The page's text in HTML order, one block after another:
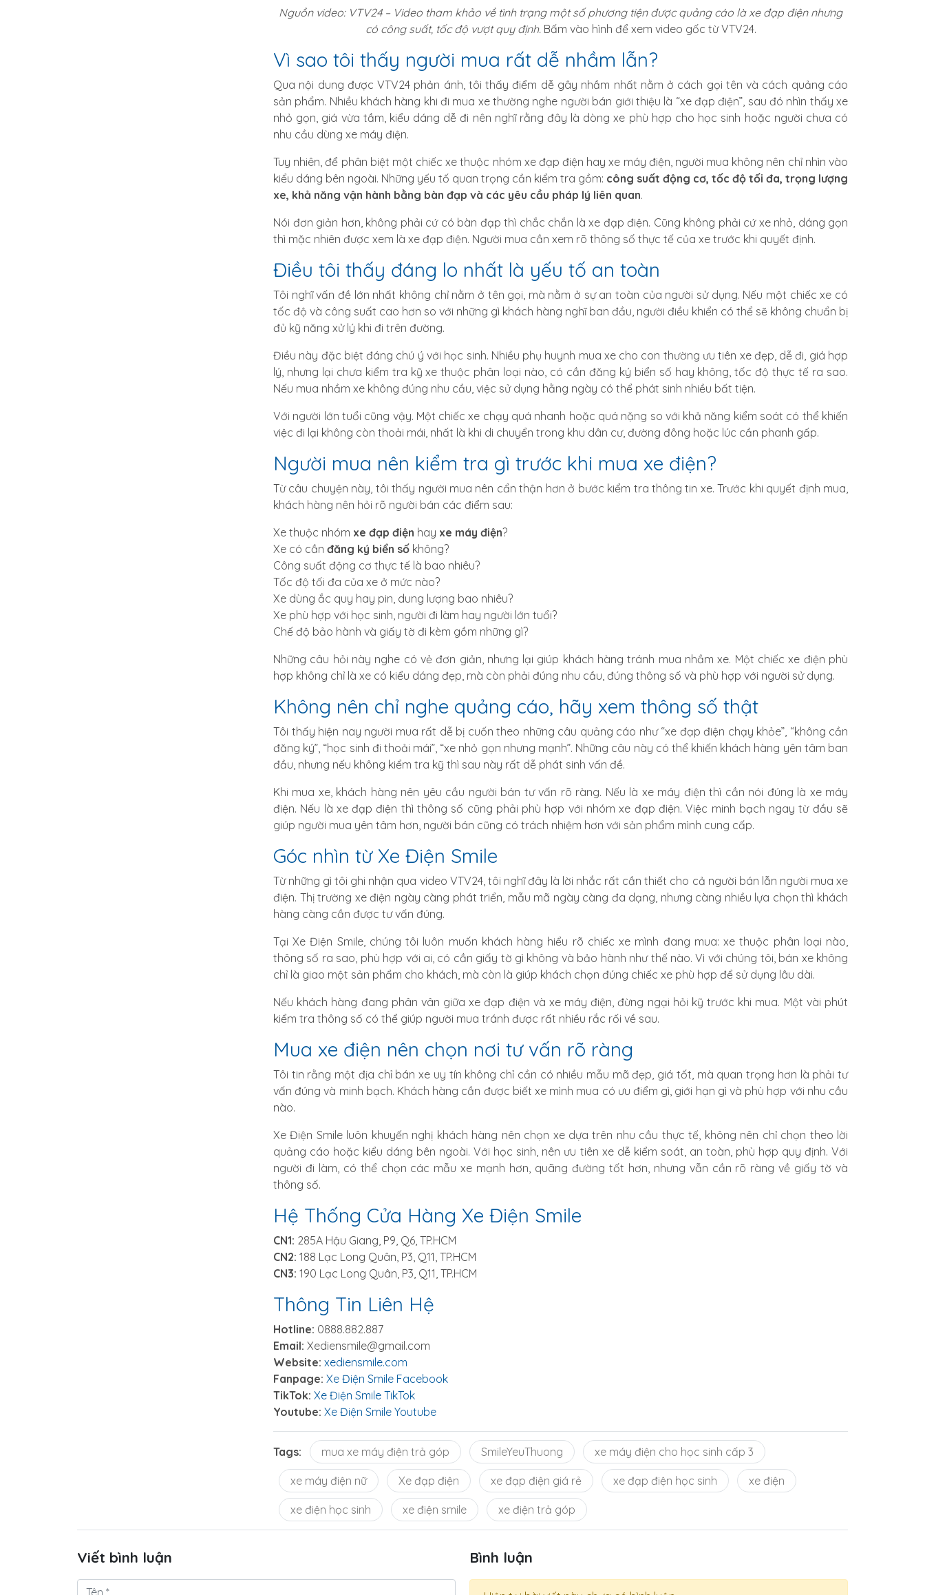
Nguồn video: VTV24 – Video tham khảo về tình trạng một số phương tiện được quảng cáo là xe đạp điện nhưng
có công suất, tốc độ vượt quy định. Bấm vào hình để xem video gốc từ VTV24.
Vì sao tôi thấy người mua rất dễ nhầm lẫn?
Qua nội dung được VTV24 phản ánh, tôi thấy điểm dễ gây nhầm nhất nằm ở cách gọi tên và cách quảng cáo
sản phẩm. Nhiều khách hàng khi đi mua xe thường nghe người bán giới thiệu là “xe đạp điện”, sau đó nhìn thấy xe
nhỏ gọn, giá vừa tầm, kiểu dáng dễ đi nên nghĩ rằng đây là dòng xe phù hợp cho học sinh hoặc người chưa có
nhu cầu dùng xe máy điện.
Tuy nhiên, để phân biệt một chiếc xe thuộc nhóm xe đạp điện hay xe máy điện, người mua không nên chỉ nhìn vào
kiểu dáng bên ngoài. Những yếu tố quan trọng cần kiểm tra gồm: công suất động cơ, tốc độ tối đa, trọng lượng
xe, khả năng vận hành bằng bàn đạp và các yêu cầu pháp lý liên quan.
Nói đơn giản hơn, không phải cứ có bàn đạp thì chắc chắn là xe đạp điện. Cũng không phải cứ xe nhỏ, dáng gọn
thì mặc nhiên được xem là xe đạp điện. Người mua cần xem rõ thông số thực tế của xe trước khi quyết định.
Điều tôi thấy đáng lo nhất là yếu tố an toàn
Tôi nghĩ vấn đề lớn nhất không chỉ nằm ở tên gọi, mà nằm ở sự an toàn của người sử dụng. Nếu một chiếc xe có
tốc độ và công suất cao hơn so với những gì khách hàng nghĩ ban đầu, người điều khiển có thể sẽ không chuẩn bị
đủ kỹ năng xử lý khi đi trên đường.
Điều này đặc biệt đáng chú ý với học sinh. Nhiều phụ huynh mua xe cho con thường ưu tiên xe đẹp, dễ đi, giá hợp
lý, nhưng lại chưa kiểm tra kỹ xe thuộc phân loại nào, có cần đăng ký biển số hay không, tốc độ thực tế ra sao.
Nếu mua nhầm xe không đúng nhu cầu, việc sử dụng hằng ngày có thể phát sinh nhiều bất tiện.
Với người lớn tuổi cũng vậy. Một chiếc xe chạy quá nhanh hoặc quá nặng so với khả năng kiểm soát có thể khiến
việc đi lại không còn thoải mái, nhất là khi di chuyển trong khu dân cư, đường đông hoặc lúc cần phanh gấp.
Người mua nên kiểm tra gì trước khi mua xe điện?
Từ câu chuyện này, tôi thấy người mua nên cẩn thận hơn ở bước kiểm tra thông tin xe. Trước khi quyết định mua,
khách hàng nên hỏi rõ người bán các điểm sau:
Xe thuộc nhóm xe đạp điện hay xe máy điện?
Xe có cần đăng ký biển số không?
Công suất động cơ thực tế là bao nhiêu?
Tốc độ tối đa của xe ở mức nào?
Xe dùng ắc quy hay pin, dung lượng bao nhiêu?
Xe phù hợp với học sinh, người đi làm hay người lớn tuổi?
Chế độ bảo hành và giấy tờ đi kèm gồm những gì?
Những câu hỏi này nghe có vẻ đơn giản, nhưng lại giúp khách hàng tránh mua nhầm xe. Một chiếc xe điện phù
hợp không chỉ là xe có kiểu dáng đẹp, mà còn phải đúng nhu cầu, đúng thông số và phù hợp với người sử dụng.
Không nên chỉ nghe quảng cáo, hãy xem thông số thật
Tôi thấy hiện nay người mua rất dễ bị cuốn theo những câu quảng cáo như “xe đạp điện chạy khỏe”, “không cần
đăng ký”, “học sinh đi thoải mái”, “xe nhỏ gọn nhưng mạnh”. Những câu này có thể khiến khách hàng yên tâm ban
đầu, nhưng nếu không kiểm tra kỹ thì sau này rất dễ phát sinh vấn đề.
Khi mua xe, khách hàng nên yêu cầu người bán tư vấn rõ ràng. Nếu là xe máy điện thì cần nói đúng là xe máy
điện. Nếu là xe đạp điện thì thông số cũng phải phù hợp với nhóm xe đạp điện. Việc minh bạch ngay từ đầu sẽ
giúp người mua yên tâm hơn, người bán cũng có trách nhiệm hơn với sản phẩm mình cung cấp.
Góc nhìn từ Xe Điện Smile
Từ những gì tôi ghi nhận qua video VTV24, tôi nghĩ đây là lời nhắc rất cần thiết cho cả người bán lẫn người mua xe
điện. Thị trường xe điện ngày càng phát triển, mẫu mã ngày càng đa dạng, nhưng càng nhiều lựa chọn thì khách
hàng càng cần được tư vấn đúng.
Tại Xe Điện Smile, chúng tôi luôn muốn khách hàng hiểu rõ chiếc xe mình đang mua: xe thuộc phân loại nào,
thông số ra sao, phù hợp với ai, có cần giấy tờ gì không và bảo hành như thế nào. Vì với chúng tôi, bán xe không
chỉ là giao một sản phẩm cho khách, mà còn là giúp khách chọn đúng chiếc xe phù hợp để sử dụng lâu dài.
Nếu khách hàng đang phân vân giữa xe đạp điện và xe máy điện, đừng ngại hỏi kỹ trước khi mua. Một vài phút
kiểm tra thông số có thể giúp người mua tránh được rất nhiều rắc rối về sau.
Mua xe điện nên chọn nơi tư vấn rõ ràng
Tôi tin rằng một địa chỉ bán xe uy tín không chỉ cần có nhiều mẫu mã đẹp, giá tốt, mà quan trọng hơn là phải tư
vấn đúng và minh bạch. Khách hàng cần được biết xe mình mua có ưu điểm gì, giới hạn gì và phù hợp với nhu cầu
nào.
Xe Điện Smile luôn khuyến nghị khách hàng nên chọn xe dựa trên nhu cầu thực tế, không nên chỉ chọn theo lời
quảng cáo hoặc kiểu dáng bên ngoài. Với học sinh, nên ưu tiên xe dễ kiểm soát, an toàn, phù hợp quy định. Với
người đi làm, có thể chọn các mẫu xe mạnh hơn, quãng đường tốt hơn, nhưng vẫn cần rõ ràng về giấy tờ và
thông số.
Hệ Thống Cửa Hàng Xe Điện Smile
CN1: 285A Hậu Giang, P9, Q6, TP.HCM
CN2: 188 Lạc Long Quân, P3, Q11, TP.HCM
CN3: 190 Lạc Long Quân, P3, Q11, TP.HCM
Thông Tin Liên Hệ
Hotline: 0888.882.887
Email: Xediensmile@gmail.com
Website: xediensmile.com
Fanpage: Xe Điện Smile Facebook
TikTok: Xe Điện Smile TikTok
Youtube: Xe Điện Smile Youtube
Tags: mua xe máy điện trả góp SmileYeuThuong xe máy điện cho học sinh cấp 3
xe máy điện nữ Xe đạp điện xe đạp điện giá rẻ xe đạp điện học sinh xe điện
xe điện học sinh xe điện smile xe điện trả góp
Viết bình luận Bình luận